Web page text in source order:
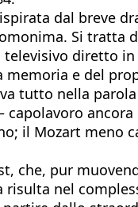
dal breve
Si
diretto
e del
tutto nella
il Mozart meno
che, pur
nel